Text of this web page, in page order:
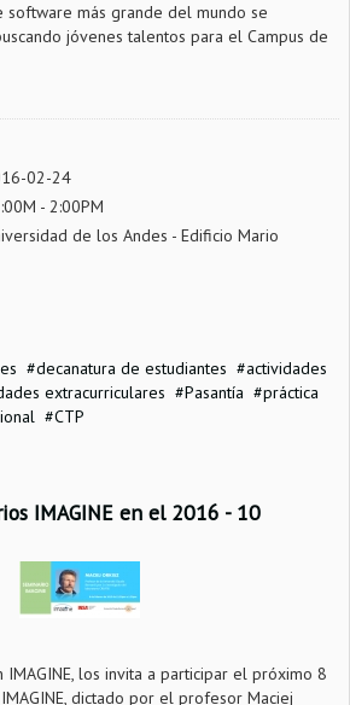
software más grande del mundo se
jóvenes talentos para el Campus de
02-24
- 2:00PM
de los Andes - Edificio Mario
decanatura de estudiantes
actividades
extracurriculares Pasantía
práctica
CTP
IMAGINE en el 2016 - 10
los invita a participar el próximo 8
dictado por el profesor Maciej